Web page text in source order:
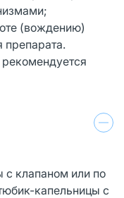
(вождению)
препарата.
с клапаном или по
капельницы с